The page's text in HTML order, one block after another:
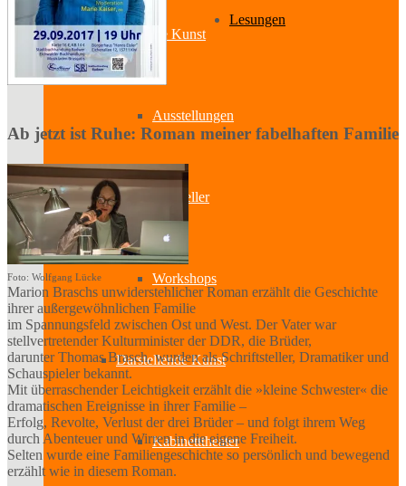
Bildende Kunst
Ausstellungen
Aussteller
Workshops
Darstellende Kunst
Kabinetttheater
Lesungen
Ab jetzt ist Ruhe: Roman meiner fabelhaften Familie
Foto: Wolfgang Lücke
Marion Braschs unwiderstehlicher Roman erzählt die Geschichte
ihrer außergewöhnlichen Familie
im Spannungsfeld zwischen Ost und West. Der Vater war
stellvertretender Kulturminister der DDR, die Brüder,
darunter Thomas Brasch, wurden als Schriftsteller, Dramatiker und
Schauspieler bekannt.
Mit überraschender Leichtigkeit erzählt die »kleine Schwester« die
dramatischen Ereignisse in ihrer Familie –
Erfolg, Revolte, Verlust der drei Brüder – und folgt ihrem Weg
durch Abenteuer und Wirren in die eigene Freiheit.
Selten wurde eine Familiengeschichte so persönlich und bewegend
erzählt wie in diesem Roman.